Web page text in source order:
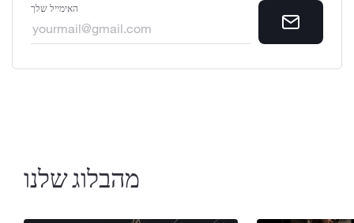
האימייל שלך
מהבלוג שלנו